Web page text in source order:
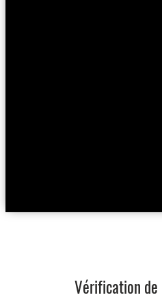
Vérification de